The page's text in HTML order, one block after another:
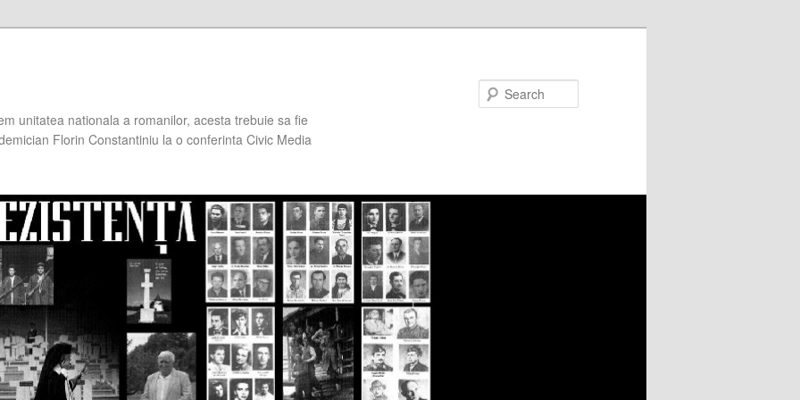
unitatea nationala a romanilor, acesta trebuie sa fie
Florin Constantiniu la o conferinta Civic Media